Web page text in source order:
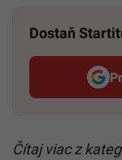
Dostaň
Čítaj viac z